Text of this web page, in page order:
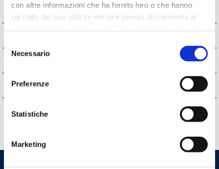
con altre informazioni che ha fornito loro o che hanno
raccolto dal suo utilizzo dei loro servizi. Acconsenta ai
delNecessario
Preferenze
Statistiche
Marketing
Pianificazione e governo del territorio
Interventi straordinari e di emergenza
Altri contenuti